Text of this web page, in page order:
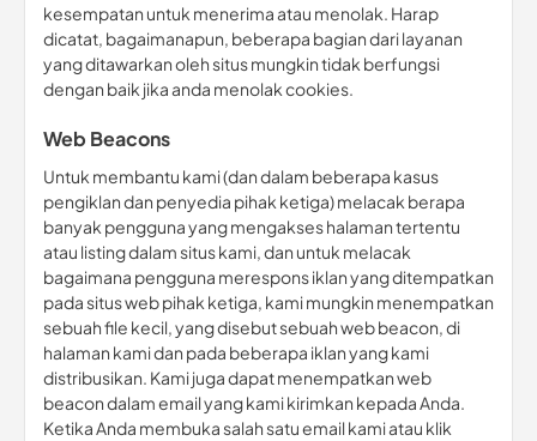
kesempatan untuk menerima atau menolak. Harap
dicatat, bagaimanapun, beberapa bagian dari layanan
yang ditawarkan oleh situs mungkin tidak berfungsi
dengan baik jika anda menolak cookies.
Web Beacons
Untuk membantu kami (dan dalam beberapa kasus
pengiklan dan penyedia pihak ketiga) melacak berapa
banyak pengguna yang mengakses halaman tertentu
atau listing dalam situs kami, dan untuk melacak
bagaimana pengguna merespons iklan yang ditempatkan
pada situs web pihak ketiga, kami mungkin menempatkan
sebuah file kecil, yang disebut sebuah web beacon, di
halaman kami dan pada beberapa iklan yang kami
distribusikan. Kami juga dapat menempatkan web
beacon dalam email yang kami kirimkan kepada Anda.
Ketika Anda membuka salah satu email kami atau klik